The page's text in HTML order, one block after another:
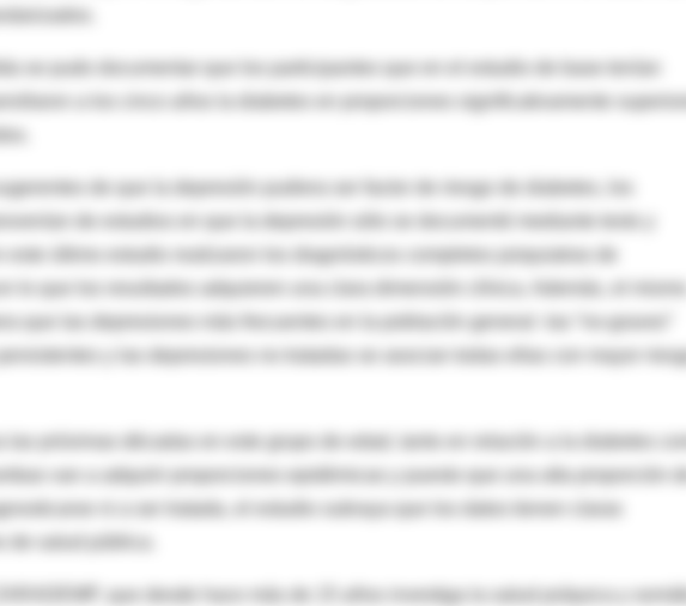
se pudo documentar que los participantes que en el estudio de base tenían
a los cinco años la diabetes en proporciones significativamente
de que la depresión pudiera ser factor de riesgo de diabetes, los
este último estudio realizaron los diagnósticos completos psiquiatras de
lo que los resultados adquieren una clara dimensión clínica. Además, el mismo
que las depresiones más frecuentes en la población general -las “no-graves”
y las depresiones no tratadas se asocian todas ellas con mayor
las próximas décadas en este grupo de edad, tanto en relación a la diabetes
ni a ser tratada, el estudio subraya que los datos tienen claras
que desde hace más de 15 años investiga la salud psíquica y